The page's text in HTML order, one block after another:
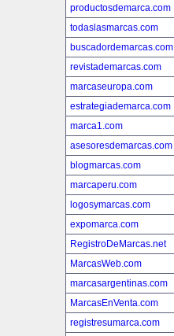
productosdemarca.com
todaslasmarcas.com
buscadordemarcas.com
revistademarcas.com
marcaseuropa.com
estrategiademarca.com
marca1.com
asesoresdemarcas.com
blogmarcas.com
marcaperu.com
logosymarcas.com
expomarca.com
RegistroDeMarcas.net
MarcasWeb.com
marcasargentinas.com
MarcasEnVenta.com
registresumarca.com